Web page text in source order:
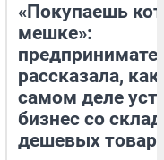
«Покупаешь
мешке»:
рассказала, как
самом деле
бизнес со
дешевых